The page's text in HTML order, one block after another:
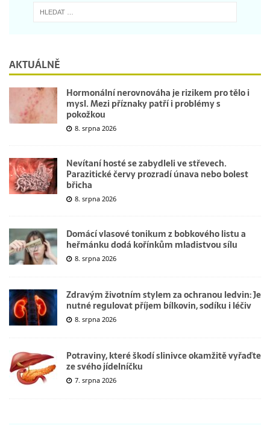
AKTUÁLNĚ
Hormonální nerovnováha je rizikem pro tělo i
mysl. Mezi příznaky patří i problémy s
pokožkou
8. srpna 2026
Nevítaní hosté se zabydleli ve střevech.
Parazitické červy prozradí únava nebo bolest
břicha
8. srpna 2026
Domácí vlasové tonikum z bobkového listu a
heřmánku dodá kořínkům mladistvou sílu
8. srpna 2026
Zdravým životním stylem za ochranou ledvin: Je
nutné regulovat příjem bílkovin, sodíku i léčiv
8. srpna 2026
Potraviny, které škodí slinivce okamžitě vyřaďte
ze svého jídelníčku
7. srpna 2026